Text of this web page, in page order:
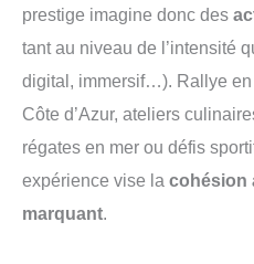
prestige imagine donc des
tant au niveau de l’intensité
digital, immersif…). Rallye
Côte d’Azur, ateliers
régates en mer ou défis
expérience vise la cohésion
marquant.